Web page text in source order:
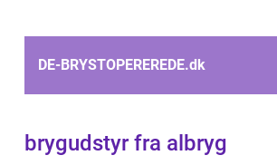
DE-BRYSTOPEREREDE.dk
brygudstyr fra albryg